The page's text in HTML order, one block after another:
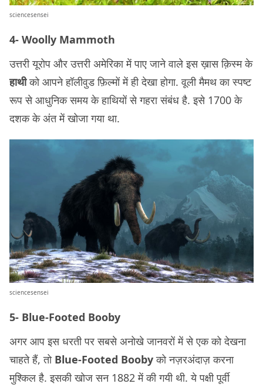
sciencesensei
4- Woolly Mammoth
उत्तरी यूरोप और उत्तरी अमेरिका में पाए जाने वाले इस ख़ास क़िस्म के
हाथीको आपने हॉलीवुड फ़िल्मों में ही देखा होगा. वूली मैमथ का स्पष्ट
रूप से आधुनिक समय के हाथियों से गहरा संबंध है. इसे 1700 के
दशक के अंत में खोजा गया था.
sciencesensei
5- Blue-Footed Booby
अगर आप इस धरती पर सबसे अनोखे जानवरों में से एक को देखना
चाहते हैं, तो Blue-Footed Boobyको नज़रअंदाज़ करना
मुश्किल है. इसकी खोज सन 1882 में की गयी थी. ये पक्षी पूर्वी